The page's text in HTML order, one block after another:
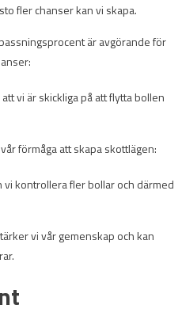
fler chanser kan vi skapa.
är avgörande för
vi är skickliga på att flytta bollen
förmåga att skapa skottlägen:
kontrollera fler bollar och därmed
vi vår gemenskap och kan